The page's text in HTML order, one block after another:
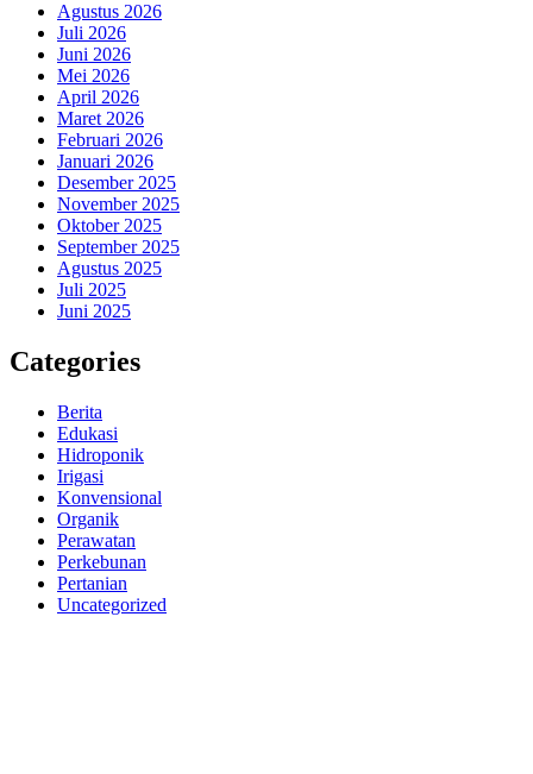
Agustus 2026
Juli 2026
Juni 2026
Mei 2026
April 2026
Maret 2026
Februari 2026
Januari 2026
Desember 2025
November 2025
Oktober 2025
September 2025
Agustus 2025
Juli 2025
Juni 2025
Categories
Berita
Edukasi
Hidroponik
Irigasi
Konvensional
Organik
Perawatan
Perkebunan
Pertanian
Uncategorized